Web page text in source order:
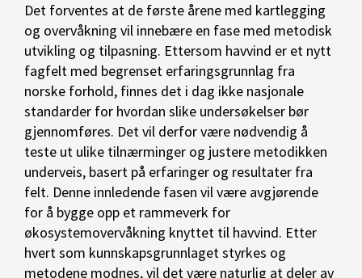
Det forventes at de første årene med kartlegging
og overvåkning vil innebære en fase med metodisk
utvikling og tilpasning. Ettersom havvind er et nytt
fagfelt med begrenset erfaringsgrunnlag fra
norske forhold, finnes det i dag ikke nasjonale
standarder for hvordan slike undersøkelser bør
gjennomføres. Det vil derfor være nødvendig å
teste ut ulike tilnærminger og justere metodikken
underveis, basert på erfaringer og resultater fra
felt. Denne innledende fasen vil være avgjørende
for å bygge opp et rammeverk for
økosystemovervåkning knyttet til havvind. Etter
hvert som kunnskapsgrunnlaget styrkes og
metodene modnes, vil det være naturlig at deler av